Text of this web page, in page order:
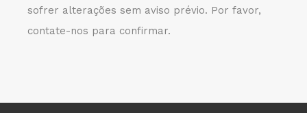
sofrer alterações sem aviso prévio. Por favor,
contate-nos para confirmar.